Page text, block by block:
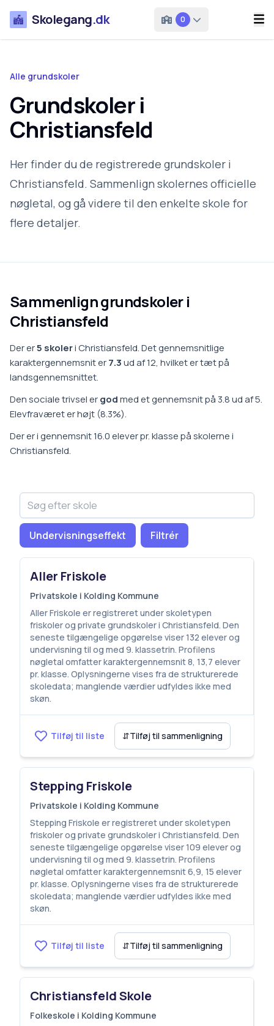
Skolegang.dk 0
Alle grundskoler
Grundskoler i
Christiansfeld
Her finder du de registrerede grundskoler i
Christiansfeld. Sammenlign skolernes officielle
nøgletal, og gå videre til den enkelte skole for
flere detaljer.
Sammenlign grundskoler i
Christiansfeld
Der er5 skoleriChristiansfeld.Det gennemsnitlige
karaktergennemsnit er7.3ud af 12, hvilket ertæt på
landsgennemsnittet.
Den sociale trivsel ergodmed et gennemsnit på 3.8ud af 5.
Elevfraværet erhøjt (8.3%).
Der er i gennemsnit16.0elever pr. klasse påskolerne i
Christiansfeld.
Undervisningseffekt Filtrér
Aller Friskole
Privatskole i Kolding Kommune
Aller Friskole er registreret under skoletypen
friskoler og private grundskoler i Christiansfeld. Den
seneste tilgængelige opgørelse viser 132 elever og
undervisning til og med 9. klassetrin. Profilens
nøgletal omfatter karaktergennemsnit 8, 13,7 elever
pr. klasse. Oplysningerne vises fra de strukturerede
skoledata; manglende værdier udfyldes ikke med
skøn.
Tilføj til liste ⇵Tilføj til sammenligning
Stepping Friskole
Privatskole i Kolding Kommune
Stepping Friskole er registreret under skoletypen
friskoler og private grundskoler i Christiansfeld. Den
seneste tilgængelige opgørelse viser 109 elever og
undervisning til og med 9. klassetrin. Profilens
nøgletal omfatter karaktergennemsnit 6,9, 15 elever
pr. klasse. Oplysningerne vises fra de strukturerede
skoledata; manglende værdier udfyldes ikke med
skøn.
Tilføj til liste ⇵Tilføj til sammenligning
Christiansfeld Skole
Folkeskole i Kolding Kommune